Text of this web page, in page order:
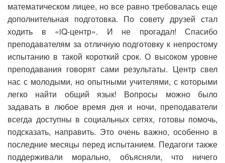
математическом лицее, но все равно требовалась еще
дополнительная подготовка. По совету друзей стал
ходить в «iQ-центр». И не прогадал! Спасибо
преподавателям за отличную подготовку к непростому
испытанию в такой короткий срок. О высоком уровне
преподавания говорят сами результаты. Центр свел
нас с молодыми, но опытными учителями, с которыми
легко найти общий язык! Вопросы можно было
задавать в любое время дня и ночи, преподаватели
всегда доступны в социальных сетях, готовы помочь,
подсказать, направить. Это очень важно, особенно в
последние месяцы перед испытанием. Педагоги также
поддерживали морально, объясняли, что ничего